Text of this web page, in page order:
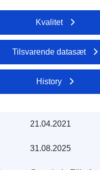
Kvalitet
Tilsvarende datasæt
History
21.04.2021
31.08.2025